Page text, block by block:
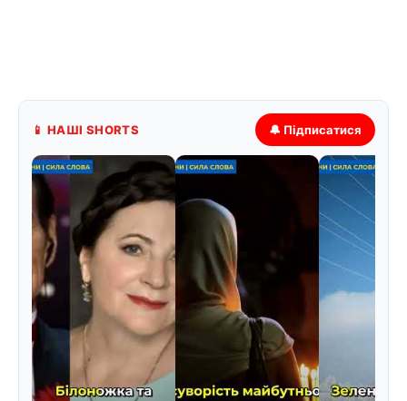
📱 НАШІ SHORTS 🔔 Підписатися